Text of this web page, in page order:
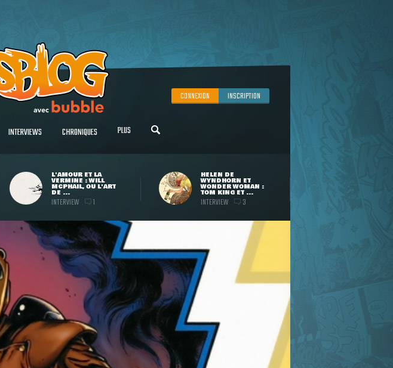
CONNEXION INSCRIPTION
INTERVIEWS CHRONIQUES PLUS
L'AMOUR ET LA
VERMINE : WILL
MCPHAIL, OU L'ART
DE ...
INTERVIEW 1
HELEN DE
WYNDHORN ET
WONDER WOMAN :
TOM KING ET ...
INTERVIEW 3